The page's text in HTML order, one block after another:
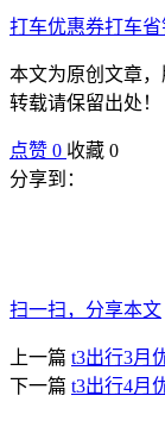
打车优惠券打车省
本文为原创文章，
转载请保留出处！
点赞 0 收藏 0
分享到：
扫一扫，分享本文
上一篇 t3出行3月
下一篇 t3出行4月